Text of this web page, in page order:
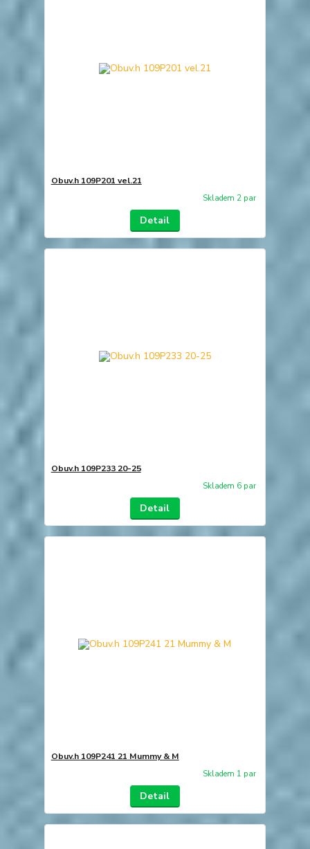
Obuv.h 109P201 vel.21
Skladem 2 par
Detail
Obuv.h 109P233 20-25
Skladem 6 par
Detail
Obuv.h 109P241 21 Mummy & M
Skladem 1 par
Detail